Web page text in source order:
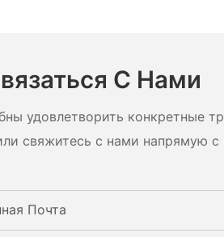
С Нами
удовлетворить конкретные
свяжитесь с нами напрямую
Почта